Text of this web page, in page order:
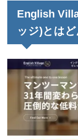
English
ッジ)とは